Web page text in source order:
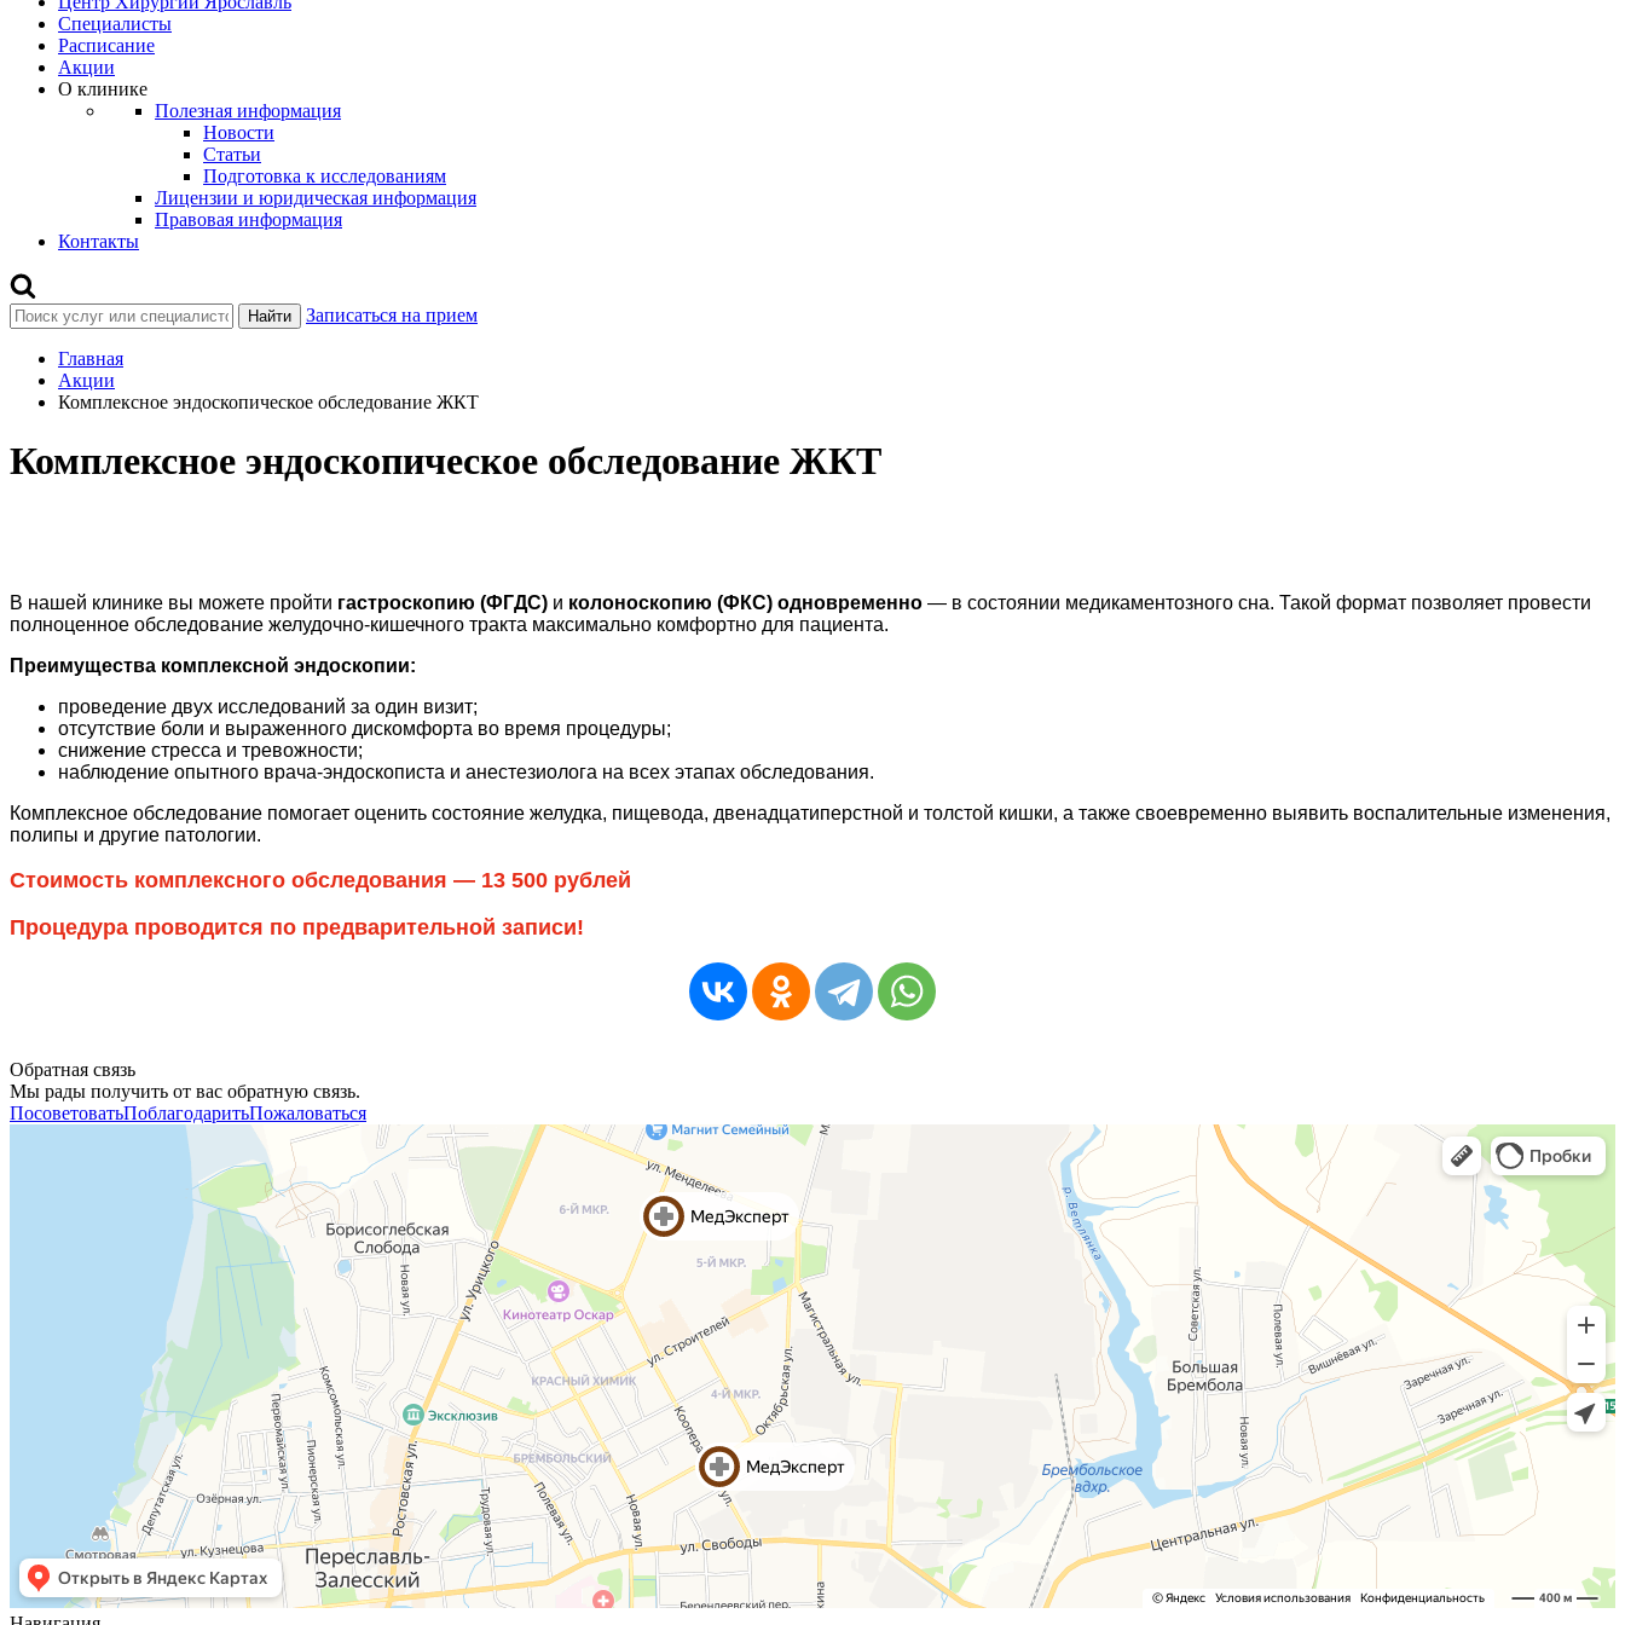
Специалисты
Расписание
Акции
О клинике
Полезная информация
Новости
Статьи
Подготовка к исследованиям
Лицензии и юридическая информация
Правовая информация
Контакты
Найти Записаться на прием
Главная
Акции
Комплексное эндоскопическое обследование ЖКТ
Комплексное эндоскопическое обследование ЖКТ
В нашей клинике вы можете пройти гастроскопию (ФГДС) и колоноскопию (ФКС) одновременно — в состоянии медикаментозного сна. Такой формат позволяет провести
полноценное обследование желудочно-кишечного тракта максимально комфортно для пациента.
Преимущества комплексной эндоскопии:
проведение двух исследований за один визит;
отсутствие боли и выраженного дискомфорта во время процедуры;
снижение стресса и тревожности;
наблюдение опытного врача-эндоскописта и анестезиолога на всех этапах обследования.
Комплексное обследование помогает оценить состояние желудка, пищевода, двенадцатиперстной и толстой кишки, а также своевременно выявить воспалительные изменения,
полипы и другие патологии.
Стоимость комплексного обследования — 13 500 рублей
Процедура проводится по предварительной записи!
Обратная связь
Мы рады получить от вас обратную связь.
ПосоветоватьПоблагодаритьПожаловаться